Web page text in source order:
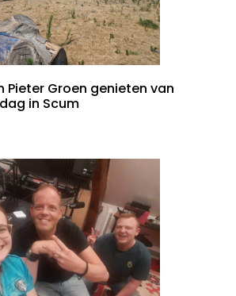
Pieter Groen genieten van
in Scum